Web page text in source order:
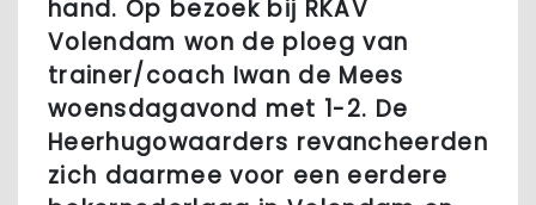
hand. Op bezoek bij RKAV
Volendam won de ploeg van
trainer/coach Iwan de Mees
woensdagavond met 1-2. De
Heerhugowaarders revancheerden
zich daarmee voor een eerdere